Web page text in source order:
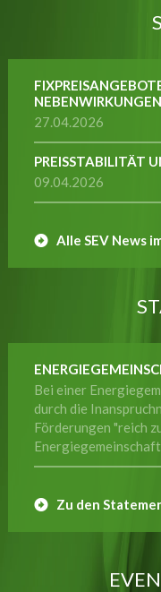
NEBENWIRKUNGEN
27.04.2026
PREISSTABILITÄT
09.04.2026
Alle SEV News
Bei einer
durch die
Förderungen "reich
Zu den